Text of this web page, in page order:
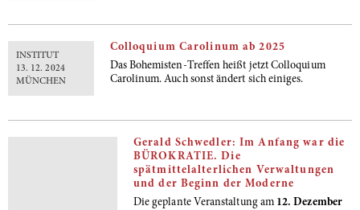
INSTITUT
13. 12. 2024
MÜNCHEN
Colloquium Carolinum ab 2025
Das Bohemisten-Treffen heißt jetzt Colloquium
Carolinum. Auch sonst ändert sich einiges.
Gerald Schwedler: Im Anfang war die
BÜROKRATIE. Die
spätmittelalterlichen Verwaltungen
und der Beginn der Moderne
Die geplante Veranstaltung am 12. Dezember